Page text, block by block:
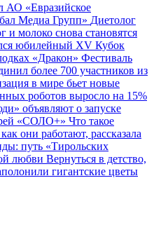
АО «Евразийское
Медиа Групп» Диетолог
и молоко снова становятся
юбилейный XV Кубок
«Дракон» Фестиваль
более 700 участников из
в мире бьет новые
роботов выросло на 15%
объявляют о запуске
«СОЛО+» Что такое
они работают, рассказала
путь «Тирольских
любви Вернуться в детство,
гигантские цветы